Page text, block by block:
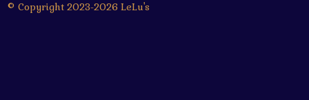
© Copyright 2023-2026 LeLu's